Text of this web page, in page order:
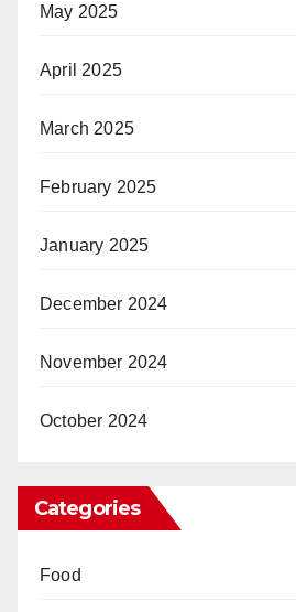
May 2025
April 2025
March 2025
February 2025
January 2025
December 2024
November 2024
October 2024
Categories
Food